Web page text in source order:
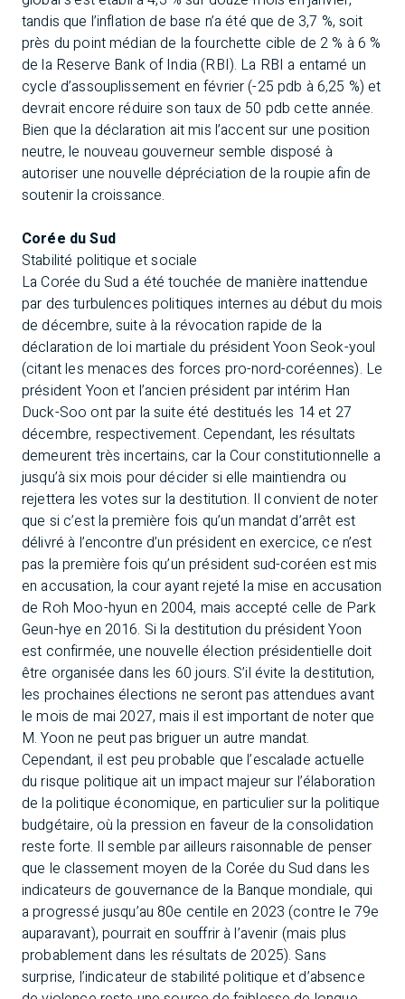
tandis que l’inflation de base n’a été que de 3,7 %, soit
près du point médian de la fourchette cible de 2 % à 6 %
de la Reserve Bank of India (RBI). La RBI a entamé un
cycle d’assouplissement en février (-25 pdb à 6,25 %) et
devrait encore réduire son taux de 50 pdb cette année.
Bien que la déclaration ait mis l’accent sur une position
neutre, le nouveau gouverneur semble disposé à
autoriser une nouvelle dépréciation de la roupie afin de
soutenir la croissance.
Corée du Sud
Stabilité politique et sociale
La Corée du Sud a été touchée de manière inattendue
par des turbulences politiques internes au début du mois
de décembre, suite à la révocation rapide de la
déclaration de loi martiale du président Yoon Seok-youl
(citant les menaces des forces pro-nord-coréennes). Le
président Yoon et l’ancien président par intérim Han
Duck-Soo ont par la suite été destitués les 14 et 27
décembre, respectivement. Cependant, les résultats
demeurent très incertains, car la Cour constitutionnelle a
jusqu’à six mois pour décider si elle maintiendra ou
rejettera les votes sur la destitution. Il convient de noter
que si c’est la première fois qu’un mandat d’arrêt est
délivré à l’encontre d’un président en exercice, ce n’est
pas la première fois qu’un président sud-coréen est mis
en accusation, la cour ayant rejeté la mise en accusation
de Roh Moo-hyun en 2004, mais accepté celle de Park
Geun-hye en 2016. Si la destitution du président Yoon
est confirmée, une nouvelle élection présidentielle doit
être organisée dans les 60 jours. S’il évite la destitution,
les prochaines élections ne seront pas attendues avant
le mois de mai 2027, mais il est important de noter que
M. Yoon ne peut pas briguer un autre mandat.
Cependant, il est peu probable que l’escalade actuelle
du risque politique ait un impact majeur sur l’élaboration
de la politique économique, en particulier sur la politique
budgétaire, où la pression en faveur de la consolidation
reste forte. Il semble par ailleurs raisonnable de penser
que le classement moyen de la Corée du Sud dans les
indicateurs de gouvernance de la Banque mondiale, qui
a progressé jusqu’au 80e centile en 2023 (contre le 79e
auparavant), pourrait en souffrir à l’avenir (mais plus
probablement dans les résultats de 2025). Sans
surprise, l’indicateur de stabilité politique et d’absence